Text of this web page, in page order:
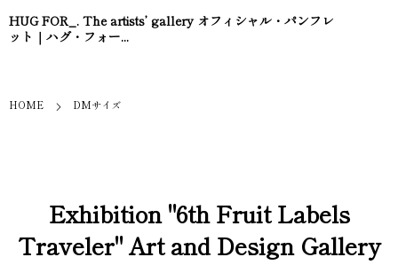
HUG FOR_. The artists’ gallery オフィシャル・パンフレ
ット｜ハグ・フォー...
HOME DMサイズ
Exhibition "6th Fruit Labels
Traveler" Art and Design Gallery